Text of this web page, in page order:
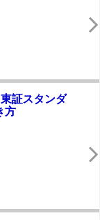
証スタンダ
方